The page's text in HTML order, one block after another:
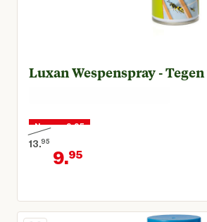
Luxan
Nu voor 9,95
13.95
Oorspronkelijke prijs € 13,95
9.95
Huidige prijs